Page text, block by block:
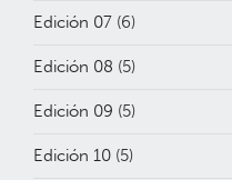
Edición 07 (6)
Edición 08 (5)
Edición 09 (5)
Edición 10 (5)